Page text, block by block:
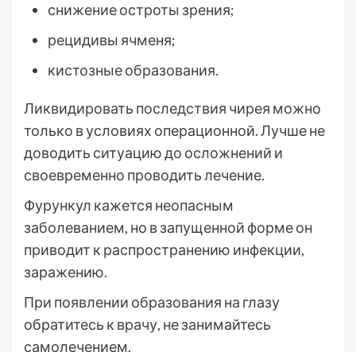
снижение остроты зрения;
рецидивы ячменя;
кистозные образования.
Ликвидировать последствия чирея можно
только в условиях операционной. Лучше не
доводить ситуацию до осложнений и
своевременно проводить лечение.
Фурункул кажется неопасным
заболеванием, но в запущенной форме он
приводит к распространению инфекции,
заражению.
При появлении образования на глазу
обратитесь к врачу, не занимайтесь
самолечением.